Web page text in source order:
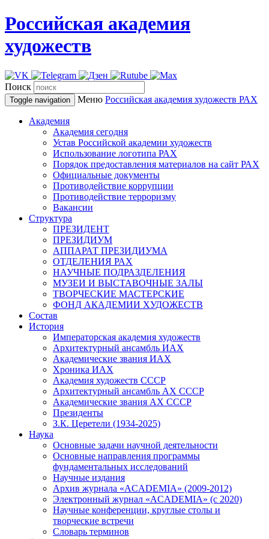
Российская академия
художеств
Поиск
Toggle navigation Меню Российская академия художеств РАХ
Академия
Академия сегодня
Устав Российской академии художеств
Использование логотипа РАХ
Порядок предоставления материалов на сайт РАХ
Официальные документы
Противодействие коррупции
Противодействие терроризму
Вакансии
Структура
ПРЕЗИДЕНТ
ПРЕЗИДИУМ
АППАРАТ ПРЕЗИДИУМА
ОТДЕЛЕНИЯ РАХ
НАУЧНЫЕ ПОДРАЗДЕЛЕНИЯ
МУЗЕИ И ВЫСТАВОЧНЫЕ ЗАЛЫ
ТВОРЧЕСКИЕ МАСТЕРСКИЕ
ФОНД АКАДЕМИИ ХУДОЖЕСТВ
Состав
История
Императорская академия художеств
Архитектурный ансамбль ИАХ
Академические звания ИАХ
Хроника ИАХ
Академия художеств СССР
Архитектурный ансамбль АХ СССР
Академические звания АХ СССР
Президенты
З.К. Церетели (1934-2025)
Наука
Основные задачи научной деятельности
Основные направления программы
фундаментальных исследований
Научные издания
Архив журнала «ACADEMIA» (2009-2012)
Электронный журнал «ACADEMIA» (с 2020)
Научные конференции, круглые столы и
творческие встречи
Словарь терминов